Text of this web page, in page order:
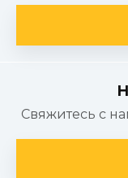
Свяжитесь с